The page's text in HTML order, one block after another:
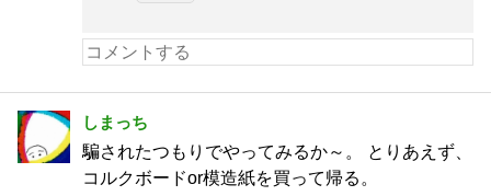
しまっち
騙されたつもりでやってみるか～。 とりあえず、
コルクボードor模造紙を買って帰る。